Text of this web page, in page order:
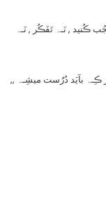
ڪُنید , نَـہ تَفَڪُر , نَـہ
ڪِـہ بآیَد دُرُست میشِـہ ,,